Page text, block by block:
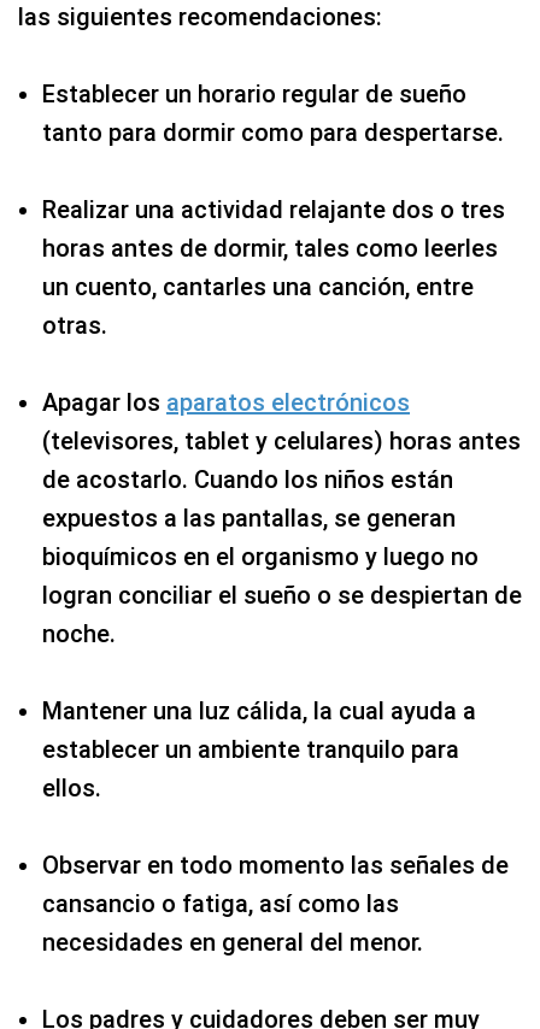
las siguientes recomendaciones:
Establecer un horario regular de sueño
tanto para dormir como para despertarse.
Realizar una actividad relajante dos o tres
horas antes de dormir, tales como leerles
un cuento, cantarles una canción, entre
otras.
Apagar los aparatos electrónicos
(televisores, tablet y celulares) horas antes
de acostarlo. Cuando los niños están
expuestos a las pantallas, se generan
bioquímicos en el organismo y luego no
logran conciliar el sueño o se despiertan de
noche.
Mantener una luz cálida, la cual ayuda a
establecer un ambiente tranquilo para
ellos.
Observar en todo momento las señales de
cansancio o fatiga, así como las
necesidades en general del menor.
Los padres y cuidadores deben ser muy